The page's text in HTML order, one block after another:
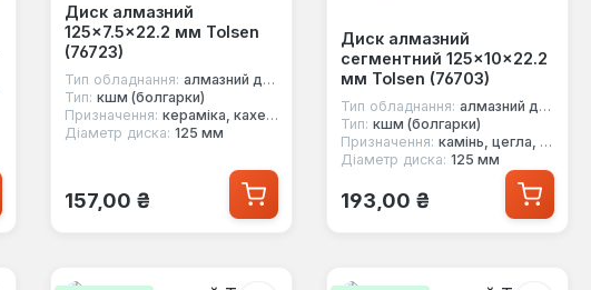
Диск алмазний
125×7.5×22.2 мм Tolsen
(76723)
Тип обладнання: алмазний диск
Тип: кшм (болгарки)
Призначення: кераміка, кахель
Діаметр диска: 125 мм
Звичайна ціна:
157,00 ₴
Диск алмазний
сегментний 125×10×22.2
мм Tolsen (76703)
Тип обладнання: алмазний диск
Тип: кшм (болгарки)
Призначення: камінь, цегла, бетон
Діаметр диска: 125 мм
Звичайна ціна:
193,00 ₴